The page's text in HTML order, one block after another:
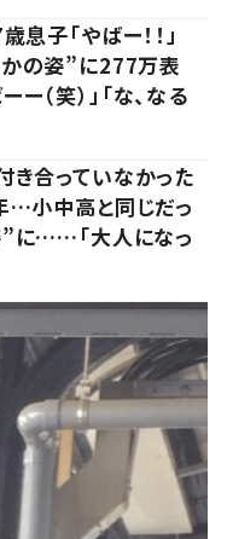
息子「やばー！！」
の姿”に277万表
（笑）」「な、なる
き合っていなかった
…小中高と同じだっ
に……「大人になっ